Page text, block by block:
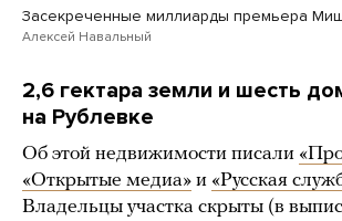
Засекреченные миллиарды премьера
Алексей Навальный
2,6 гектара земли и шесть
на Рублевке
Об этой недвижимости писали
«Открытые медиа» и «Русская
Владельцы участка скрыты (в